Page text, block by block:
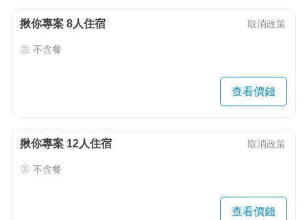
揪你專案 8人住宿 取消政策
不含餐
查看價錢
揪你專案 12人住宿 取消政策
不含餐
查看價錢